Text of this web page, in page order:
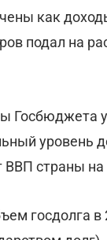
как
подал на
Госбюджета
уровень
страны на
госдолга в